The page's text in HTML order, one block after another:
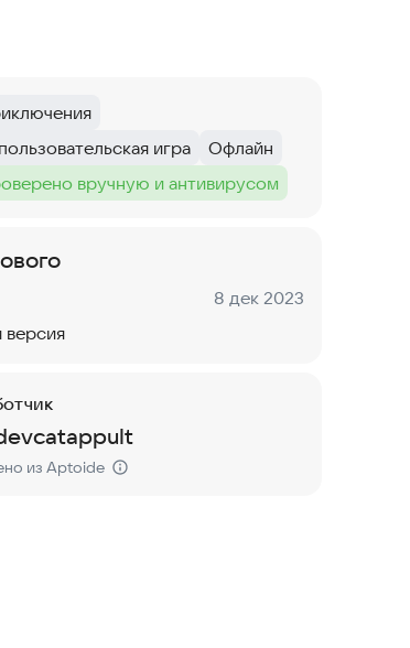
:
игра
Тег:
Офлайн
вручную и антивирусом
Дата:
8 дек 2023
версия
из Aptoide